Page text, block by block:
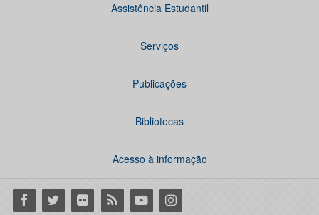
Assistência Estudantil
Serviços
Publicações
Bibliotecas
Acesso à informação
Facebook
Twitter Flickr RSS YoutubeInstagram